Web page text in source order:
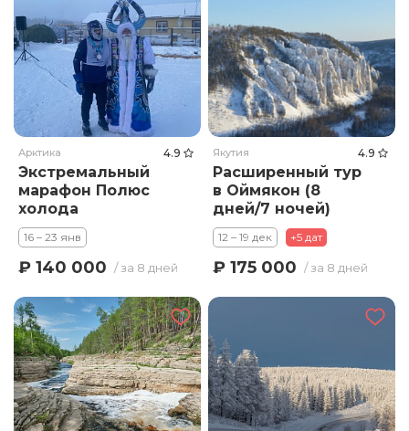
Арктика 4.9
Экстремальный
марафон Полюс
холода
16 – 23 янв
₽ 140 000 / за 8 дней
Якутия 4.9
Расширенный тур
в Оймякон (8
дней/7 ночей)
12 – 19 дек +5 дат
₽ 175 000 / за 8 дней